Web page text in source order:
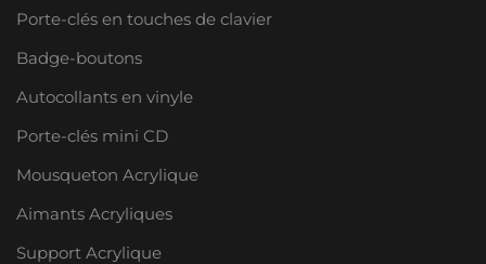
Porte-clés en touches de clavier
Badge-boutons
Autocollants en vinyle
Porte-clés mini CD
Mousqueton Acrylique
Aimants Acryliques
Support Acrylique